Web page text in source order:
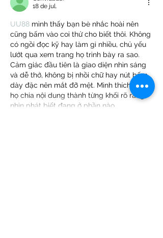
18 de jul.
UU88 mình thấy bạn bè nhắc hoài nên
cũng bấm vào coi thử cho biết thôi. Không
có ngồi đọc kỹ hay làm gì nhiều, chủ yếu
lướt qua xem trang họ trình bày ra sao.
Cảm giác đầu tiên là giao diện nhìn sáng
và dễ thở, không bị nhồi chữ hay nút bấm
dày đặc nên mắt đỡ mệt. Mình thích kiểu
họ chia nội dung thành từng khối rõ ràng,
nhìn phát biết đang ở phần nào…